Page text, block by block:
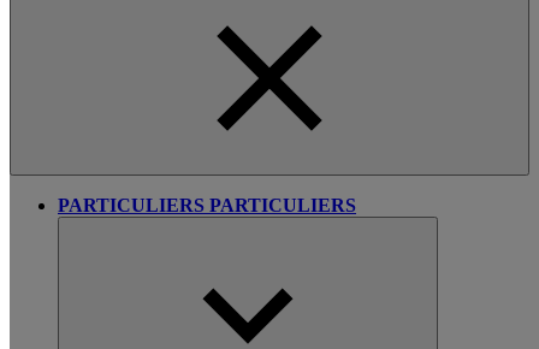
PARTICULIERS PARTICULIERS